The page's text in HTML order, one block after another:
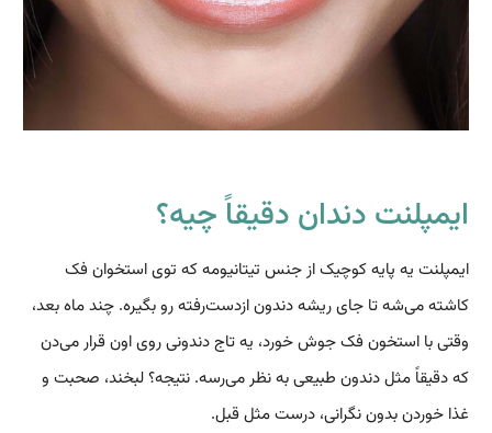
ایمپلنت دندان دقیقاً چیه؟
ایمپلنت یه پایه کوچیک از جنس تیتانیومه که توی استخوان فک
کاشته می‌شه تا جای ریشه دندون از‌دست‌رفته رو بگیره. چند ماه بعد،
وقتی با استخون فک جوش خورد، یه تاج دندونی روی اون قرار می‌دن
که دقیقاً مثل دندون طبیعی به نظر می‌رسه. نتیجه؟ لبخند، صحبت و
غذا خوردن بدون نگرانی، درست مثل قبل.